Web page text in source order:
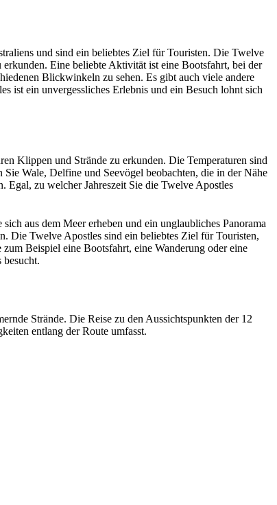
und sind ein beliebtes Ziel für Touristen. Die Twelve
Eine beliebte Aktivität ist eine Bootsfahrt, bei der
Blickwinkeln zu sehen. Es gibt auch viele andere
ist ein unvergessliches Erlebnis und ein Besuch lohnt sich
Klippen und Strände zu erkunden. Die Temperaturen sind
Wale, Delfine und Seevögel beobachten, die in der Nähe
Egal, zu welcher Jahreszeit Sie die Twelve Apostles
aus dem Meer erheben und ein unglaubliches Panorama
Die Twelve Apostles sind ein beliebtes Ziel für Touristen,
Beispiel eine Bootsfahrt, eine Wanderung oder eine
Strände. Die Reise zu den Aussichtspunkten der 12
entlang der Route umfasst.